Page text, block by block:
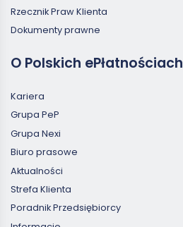
Rzecznik Praw Klienta
Dokumenty prawne
O Polskich ePłatnościach
Kariera
Grupa PeP
Grupa Nexi
Biuro prasowe
Aktualności
Strefa Klienta
Poradnik Przedsiębiorcy